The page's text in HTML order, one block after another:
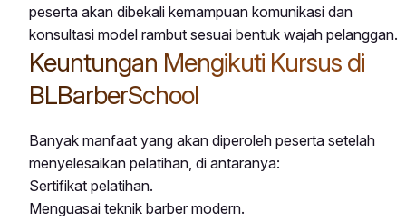
peserta akan dibekali kemampuan komunikasi dan
konsultasi model rambut sesuai bentuk wajah pelanggan.
Keuntungan Mengikuti Kursus di
BLBarberSchool
Banyak manfaat yang akan diperoleh peserta setelah
menyelesaikan pelatihan, di antaranya:
Sertifikat pelatihan.
Menguasai teknik barber modern.